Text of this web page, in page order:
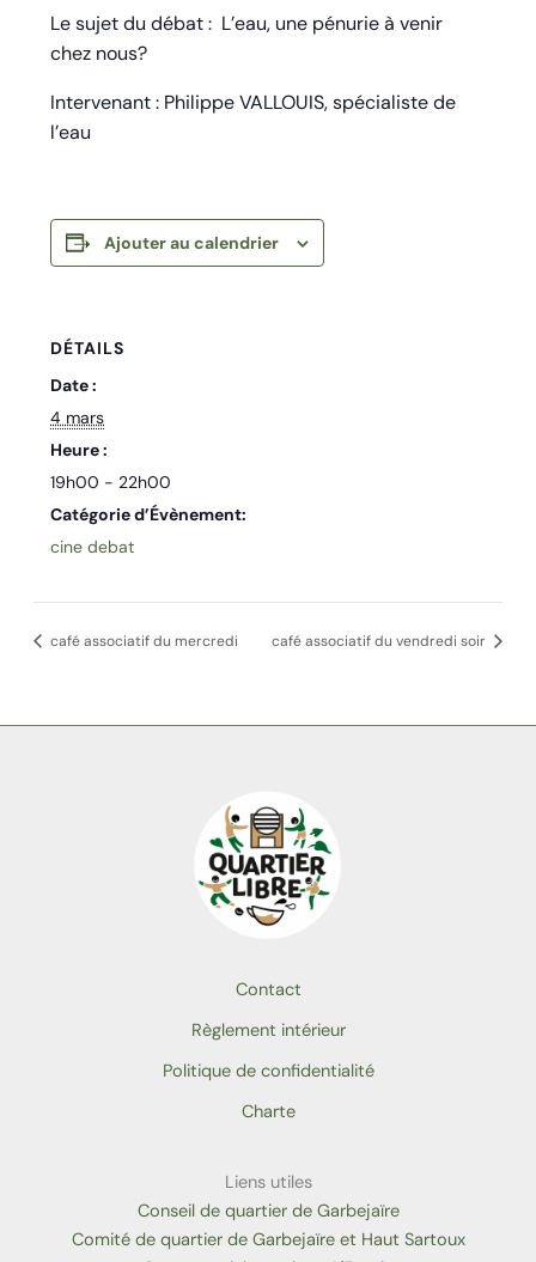
Le sujet du débat : L’eau, une pénurie à venir
chez nous?
Intervenant : Philippe VALLOUIS, spécialiste de
l’eau
Ajouter au calendrier
DÉTAILS
Date :
4 mars
Heure :
19h00 - 22h00
Catégorie d’Évènement:
cine debat
café associatif du mercredi café associatif du vendredi soir
Contact
Règlement intérieur
Politique de confidentialité
Charte
Liens utiles
Conseil de quartier de Garbejaïre
Comité de quartier de Garbejaïre et Haut Sartoux